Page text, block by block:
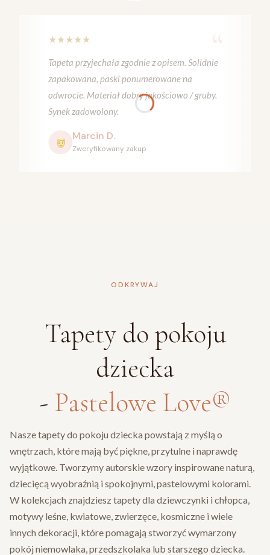
★★★★★
Tapeta przyjechała zgodnie z opisem. Solidnie
zapakowana, paski ponumerowane na
odwrocie. Materiał dobry jakościowo / gruby.
Synek zadowolony.
Marcin D.
Zweryfikowany zakup
ODKRYWAJ
Tapety do pokoju
dziecka
- Pastelowe Love®
Nasze tapety do pokoju dziecka powstają z myślą o
wnętrzach, które mają być piękne, przytulne i naprawdę
wyjątkowe. Tworzymy autorskie wzory inspirowane naturą,
dziecięcą wyobraźnią i spokojnymi, pastelowymi kolorami.
W kolekcjach znajdziesz tapety dla dziewczynki i chłopca,
motywy leśne, kwiatowe, zwierzęce, kosmiczne i wiele
innych dekoracji, które pomagają stworzyć wymarzony
pokój niemowlaka, przedszkolaka lub starszego dziecka.